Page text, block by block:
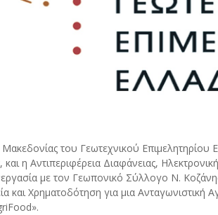
του Γεωτεχνικού
και η Αντιπεριφέρεια Διαφάνειας,
με τον Γεωπονικό Σύλλογο Ν.
και Χρηματοδότηση για μια Ανταγωνιστική